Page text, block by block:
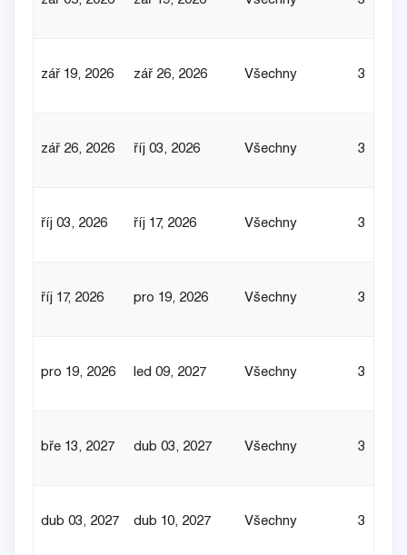
zář 19, 2026 zář 26, 2026 Všechny 3
zář 26, 2026 říj 03, 2026 Všechny 3
říj 03, 2026 říj 17, 2026 Všechny 3
říj 17, 2026 pro 19, 2026 Všechny 3
pro 19, 2026 led 09, 2027 Všechny 3
bře 13, 2027 dub 03, 2027 Všechny 3
dub 03, 2027 dub 10, 2027 Všechny 3